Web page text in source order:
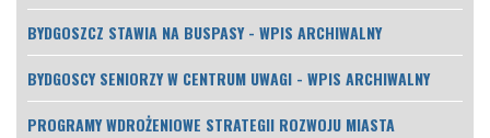
BYDGOSZCZ STAWIA NA BUSPASY - WPIS ARCHIWALNY
BYDGOSCY SENIORZY W CENTRUM UWAGI - WPIS ARCHIWALNY
PROGRAMY WDROŻENIOWE STRATEGII ROZWOJU MIASTA